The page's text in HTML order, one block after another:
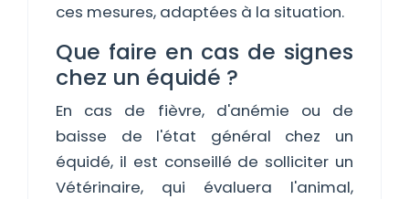
ces mesures, adaptées à la situation.
Que faire en cas de signes
chez un équidé ?
En cas de fièvre, d'anémie ou de
baisse de l'état général chez un
équidé, il est conseillé de solliciter un
Vétérinaire, qui évaluera l'animal,